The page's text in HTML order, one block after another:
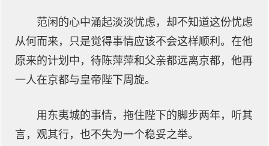
范闲的心中涌起淡淡忧虑，却不知道这份忧虑
从何而来，只是觉得事情应该不会这样顺利。在他
原来的计划中，待陈萍萍和父亲都远离京都，他再
一人在京都与皇帝陛下周旋。
用东夷城的事情，拖住陛下的脚步两年，听其
言，观其行，也不失为一个稳妥之举。